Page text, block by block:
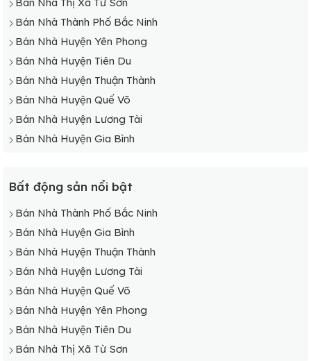
Bán Nhà Thành Phố Bắc Ninh
Bán Nhà Huyện Yên Phong
Bán Nhà Huyện Tiên Du
Bán Nhà Huyện Thuận Thành
Bán Nhà Huyện Quế Võ
Bán Nhà Huyện Lương Tài
Bán Nhà Huyện Gia Bình
Bất động sản nổi bật
Bán Nhà Thành Phố Bắc Ninh
Bán Nhà Huyện Gia Bình
Bán Nhà Huyện Thuận Thành
Bán Nhà Huyện Lương Tài
Bán Nhà Huyện Quế Võ
Bán Nhà Huyện Yên Phong
Bán Nhà Huyện Tiên Du
Bán Nhà Thị Xã Từ Sơn